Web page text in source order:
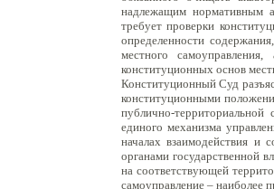
надлежащим нормативным
требует проверки
определенности
местного
конституционных основ
Конституционный Суд
конституционными
публично-
единого механизма
началах взаимодействия и
органами государственной
на соответствующей
самоуправление – наиболее